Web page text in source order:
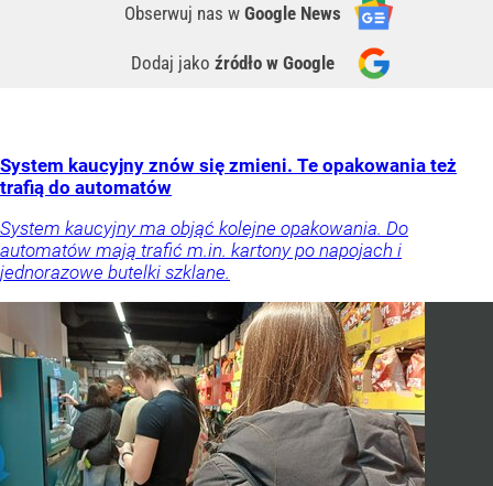
Obserwuj nas w Google News
Dodaj jako źródło w Google
System kaucyjny znów się zmieni. Te opakowania też
trafią do automatów
System kaucyjny ma objąć kolejne opakowania. Do
automatów mają trafić m.in. kartony po napojach i
jednorazowe butelki szklane.